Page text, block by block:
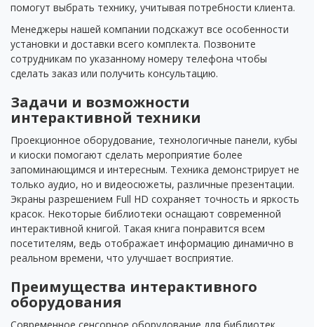
помогут выбрать технику, учитывая потребности клиента.
Менеджеры нашей компании подскажут все особенности
установки и доставки всего комплекта. Позвоните
сотрудникам по указанному номеру телефона чтобы
сделать заказ или получить консультацию.
Задачи и возможности
интерактивной техники
Проекционное оборудование, технологичные панели, кубы
и киоски помогают сделать мероприятие более
запоминающимся и интересным. Техника демонстрирует не
только аудио, но и видеосюжеты, различные презентации.
Экраны разрешением Full HD сохраняет точность и яркость
красок. Некоторые библиотеки оснащают современной
интерактивной книгой. Такая книга понравится всем
посетителям, ведь отображает информацию динамично в
реальном времени, что улучшает восприятие.
Преимущества интерактивного
оборудования